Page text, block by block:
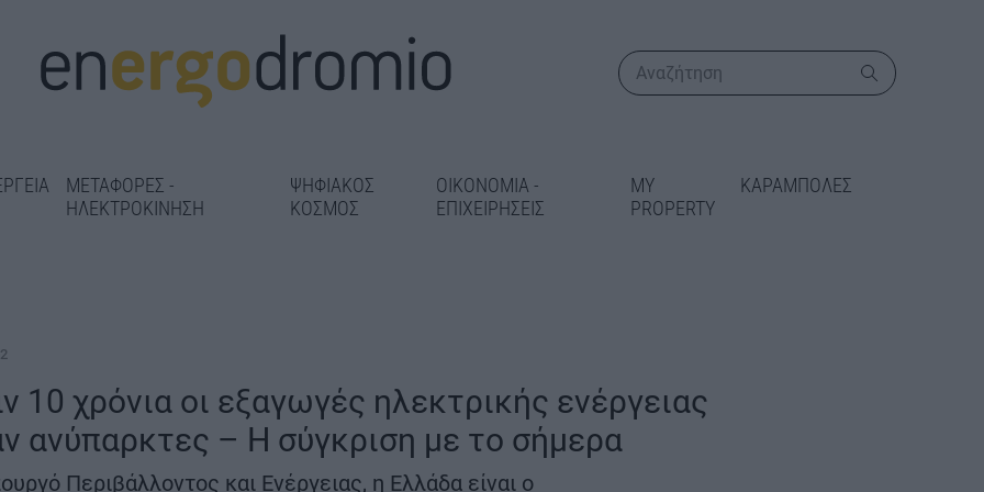
ΜΕΤΑΦΟΡΕΣ -
ΗΛΕΚΤΡΟΚΙΝΗΣΗ
ΨΗΦΙΑΚΟΣ
ΚΟΣΜΟΣ
ΟΙΚΟΝΟΜΙΑ -
ΕΠΙΧΕΙΡΗΣΕΙΣ
MY
PROPERTY
ΚΑΡΑΜΠΟΛΕΣ
ΔΕΘ-
ανάπλαση
Γρεβενά: Ολοκληρώνεται η
ασφαλτόστρωση της οδού
Μαρούσι: «Λίφτινγκ» σε 14
σχολικές μονάδες πριν από
10 χρόνια οι εξαγωγές ηλεκτρικής ενέργειας
ανύπαρκτες – Η σύγκριση με το σήμερα
Περιβάλλοντος και Ενέργειας, η Ελλάδα είναι ο